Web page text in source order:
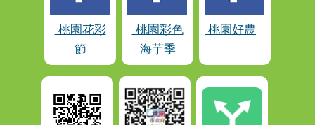
桃園花彩
節
桃園彩色
海芋季
桃園好農